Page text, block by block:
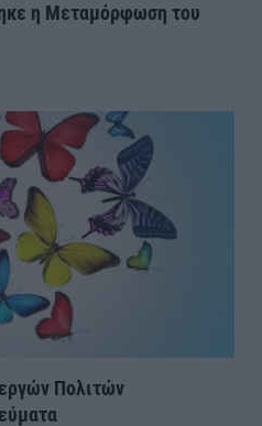
η Μεταμόρφωση του
Πολιτών